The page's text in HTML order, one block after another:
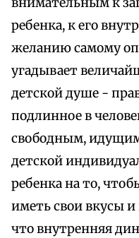
ребенка, к его
желанию самому
угадывает
детской душе -
подлинное в
свободным,
детской
ребенка на то,
иметь свои вкусы и
что внутренняя